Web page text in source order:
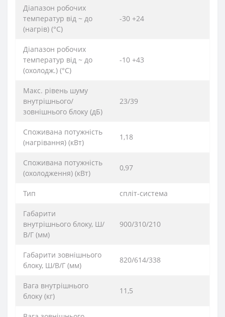
Діапазон робочих
температур від ~ до
(нагрів) (°C)
-30 +24
Діапазон робочих
температур від ~ до
(охолодж.) (°C)
-10 +43
Макс. рівень шуму
внутрішнього/
зовнішнього блоку (дБ)
23/39
Споживана потужність
(нагрівання) (кВт)
1,18
Споживана потужність
(охолодження) (кВт)
0,97
Тип спліт-система
Габарити
внутрішнього блоку, Ш/
В/Г (мм)
900/310/210
Габарити зовнішнього
блоку, Ш/В/Г (мм)
820/614/338
Вага внутрішнього
блоку (кг)
11,5